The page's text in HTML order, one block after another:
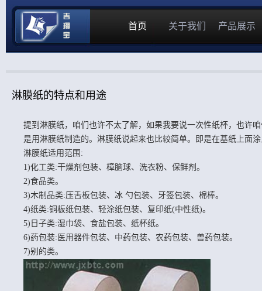
首页 关于我们 产品展示
淋膜纸的特点和用途
提到淋膜纸，咱们也许不太了解，如果我要说一次性纸杯，也许
是用淋膜纸制造的。淋膜纸说起来也比较简单。即是在基纸上面
淋膜纸适用范围:
1)化工类:干燥剂包装、樟脑球、洗衣粉、保鲜剂。
2)食品类。
3)木制品类:压舌板包装、冰 勺包装、牙签包装、棉棒。
4)纸类:铜板纸包装、轻涂纸包装、复印纸(中性纸)。
5)日子类:湿巾袋、食盐包装、纸杯纸。
6)药包装:医用器件包装、中药包装、农药包装、兽药包装。
7)别的类。